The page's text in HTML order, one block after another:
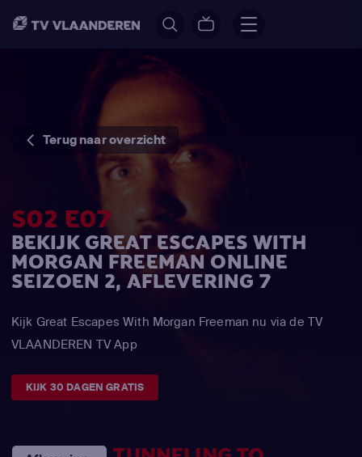
Terug naar overzicht
S02 E07
BEKIJK GREAT ESCAPES WITH
MORGAN FREEMAN ONLINE
SEIZOEN 2, AFLEVERING 7
Kijk Great Escapes With Morgan Freeman nu via de TV
VLAANDEREN TV App
KIJK 30 DAGEN GRATIS